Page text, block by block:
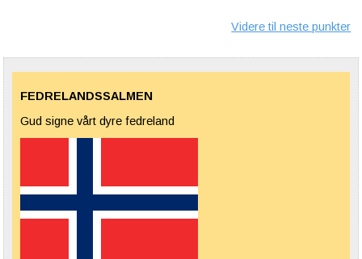
Videre til neste punkter
FEDRELANDSSALMEN
Gud signe vårt dyre fedreland